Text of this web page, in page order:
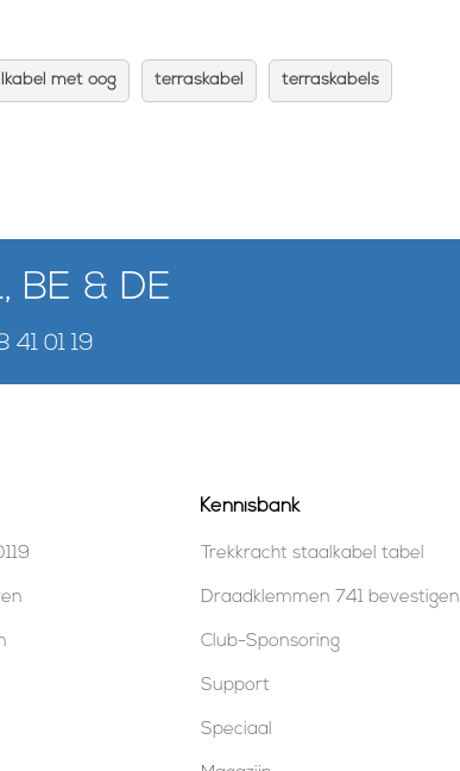
met oog terraskabel terraskabels
BE & DE
41 01 19
Kennisbank
Trekkracht staalkabel tabel
Draadklemmen 741 bevestigen
Club-Sponsoring
Support
Speciaal